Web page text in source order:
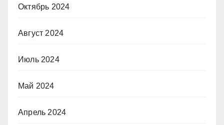
Октябрь 2024
Август 2024
Июль 2024
Май 2024
Апрель 2024